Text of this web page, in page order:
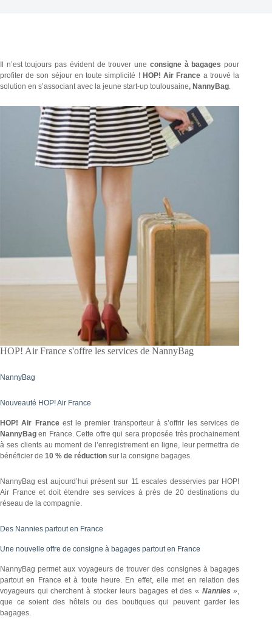
Il n’est toujours pas évident de trouver une consigne à bagages pour
profiter de son séjour en toute simplicité ! HOP! Air France a trouvé la
solution en s’associant avec la jeune start-up toulousaine, NannyBag.
HOP! Air France s'offre les services de NannyBag
NannyBag
Nouveauté HOP! Air France
HOP! Air Franceest le premier transporteur à s’offrir les services de
NannyBag en France. Cette offre qui sera proposée très prochainement
à ses clients au moment de l’enregistrement en ligne, leur permettra de
bénéficier de 10 % de réduction sur la consigne bagages.
NannyBag est aujourd’hui présent sur 11 escales desservies par HOP!
Air France et doit étendre ses services à près de 20 destinations du
réseau de la compagnie.
Des Nannies partout en France
Une nouvelle offre de consigne à bagages partout en France
NannyBag permet aux voyageurs de trouver des consignes à bagages
partout en France et à toute heure. En effet, elle met en relation des
voyageurs qui cherchent à stocker leurs bagages et des « Nannies»,
que ce soient des hôtels ou des boutiques qui peuvent garder les
bagages.